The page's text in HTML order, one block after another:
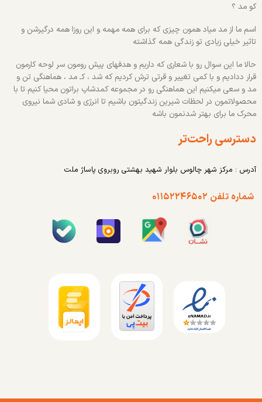
کو مد ؟
اسم ما از مد میاد همون چیزی که برای همه مهمه و این روزا همه درگیرشن و
تاثیر خیلی زیادی تو زندگی همه گذاشته
حالا ما این سوال رو با شعاری که داریم و هدفهای پیش رومون سر لوحه کارمون
قرار ددادیم و با کمی تغییر و قرتی ترش کردیم که شد ، کـ مد ، هماهنگی تن و
مد و سعی میکنیم این هماهنگی رو در مجموعه کمدشاپ براتون محیا کنیم تا با
محصولاتمون در لحظات شیرین زندگیتون باشیم تا انرژی و شادی شما نیروی
محرک ما برای بهتر شدنمون باشه
دسترسی راحت‌تر
آدرس : مرکز شهر چالوس بلوار شهید بهشتی روبروی پاساژ ملت
شماره تلفن ۰۱۱۵۲۲۴۶۵۰۲